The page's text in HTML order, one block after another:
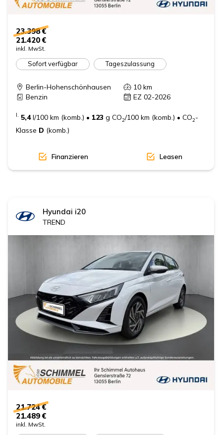
23.398 €
21.420 €
inkl. MwSt.
Sofort verfügbar Tageszulassung
Berlin-Hohenschönhausen 10 km
Benzin
EZ 02-2026
I. 5,4 l/100 km (komb.) • 123 g CO2/100 km (komb.) • CO2-
Klasse D (komb.)
Finanzieren Leasen
Hyundai i20
TREND
21.724 €
21.489 €
inkl. MwSt.